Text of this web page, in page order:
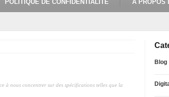
POLITIQUE DE CONFIDENTIALITÉ À PROPOS
à nous concentrer sur des spécifications telles que la
Blog